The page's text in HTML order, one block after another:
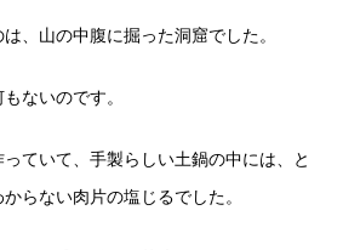
、山の中腹に掘った洞窟でした。
ないのです。
ていて、手製らしい土鍋の中には、と
らない肉片の塩じるでした。